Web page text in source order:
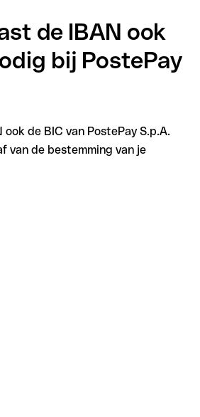
de IBAN ook
bij PostePay
de BIC van PostePay S.p.A.
van de bestemming van je